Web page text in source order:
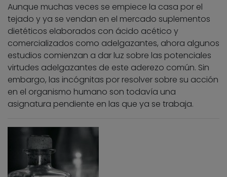
Aunque muchas veces se empiece la casa por el
tejado y ya se vendan en el mercado suplementos
dietéticos elaborados con ácido acético y
comercializados como adelgazantes, ahora algunos
estudios comienzan a dar luz sobre las potenciales
virtudes adelgazantes de este aderezo común. Sin
embargo, las incógnitas por resolver sobre su acción
en el organismo humano son todavía una
asignatura pendiente en las que ya se trabaja.